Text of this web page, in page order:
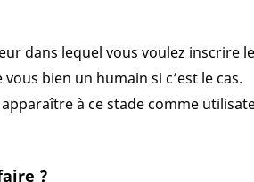
dans lequel vous voulez inscrire
bien un humain si c’est le cas.
à ce stade comme
?